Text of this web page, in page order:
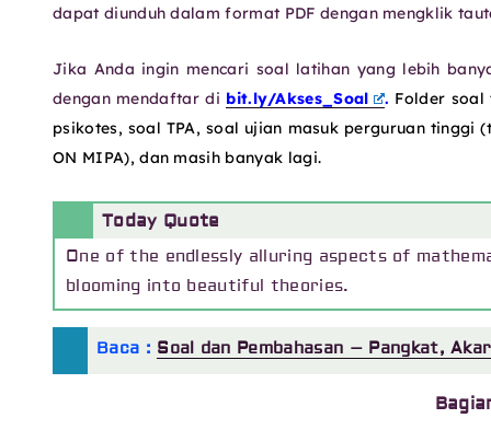
dapat diunduh dalam format PDF dengan mengklik
Jika Anda ingin mencari soal latihan yang lebih
dengan mendaftar di bit.ly/Akses_Soal . Folder soal
psikotes, soal TPA, soal ujian masuk perguruan tinggi
ON MIPA), dan masih banyak lagi.
Today Quote
One of the endlessly alluring aspects of
blooming into beautiful theories.
Baca : Soal dan Pembahasan – Pangkat,